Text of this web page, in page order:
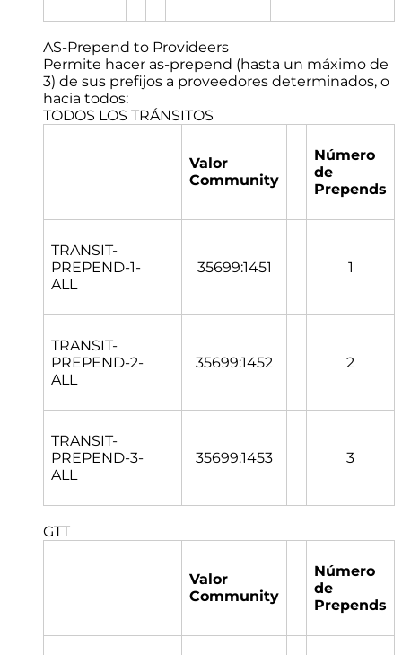
AS-Prepend to Provideers
Permite hacer as-prepend (hasta un máximo de
3) de sus prefijos a proveedores determinados, o
hacia todos:
TODOS LOS TRÁNSITOS
Valor
Community
Número
de
Prepends
TRANSIT-
PREPEND-1-
ALL
35699:1451 1
TRANSIT-
PREPEND-2-
ALL
35699:1452 2
TRANSIT-
PREPEND-3-
ALL
35699:1453 3
GTT
Valor
Community
Número
de
Prepends